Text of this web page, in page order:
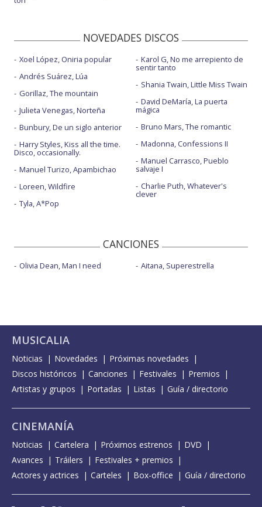
NOVEDADES DISCOS
Xoel López, Oniria popular
Andrés Suárez, Lúa
Gorillaz, The mountain
Julieta Venegas, Norteña
Bunbury, De un siglo anterior
Harry Styles, Kiss all the time.
Disco, occasionally.
Manuel Turizo, Apambichao
Loreen, Wildfire
Tyla, A*Pop
Karol G, No me arrepiento de
sentir tanto
Shania Twain, Little Miss Twain
David DeMaría, La puerta
mágica
Bruno Mars, The romantic
Madonna, Confessions II
Manuel Carrasco, Pueblo
salvaje I
Charlie Puth, Whatever's
clever
CANCIONES
Olivia Dean, Man I need Aitana, Superestrella
MUSICALIA
Noticias Novedades
Próximas novedades
Discos históricos
Canciones Festivales
Premios
Artistas y grupos
Portadas Listas Guía / directorio
CINEMANÍA
Noticias Cartelera Próximos estrenos
DVD
Avances
Tráilers
Festivales + premios
Actores y actrices
Carteles Box-office Guía / directorio